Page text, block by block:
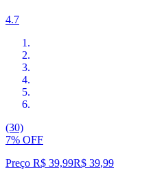
4.7
(30)
7% OFF
Preço R$ 39,99R$ 39,99